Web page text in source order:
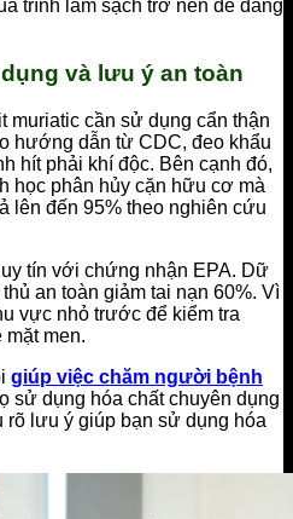
trình làm sạch trở nên dễ dàng
và lưu ý an toàn
muriatic cần sử dụng cẩn thận
hướng dẫn từ CDC, đeo khẩu
hít phải khí độc. Bên cạnh đó,
học phân hủy cặn hữu cơ mà
lên đến 95% theo nghiên cứu
tín với chứng nhận EPA. Dữ
an toàn giảm tai nạn 60%. Vì
vực nhỏ trước để kiểm tra
men.
giúp việc chăm người bệnh
sử dụng hóa chất chuyên dụng
rõ lưu ý giúp bạn sử dụng hóa